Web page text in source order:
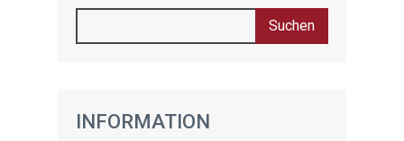
INFORMATION